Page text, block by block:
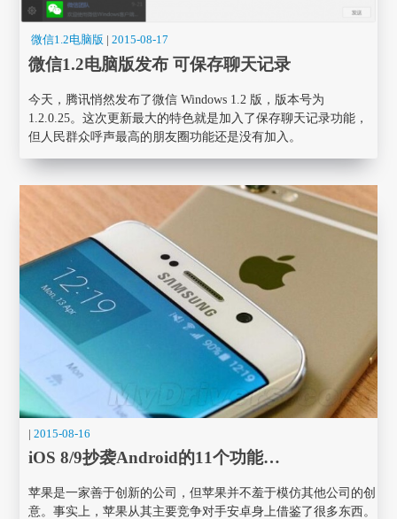
微信1.2电脑版 |2015-08-17
微信1.2电脑版发布 可保存聊天记录
今天，腾讯悄然发布了微信 Windows 1.2 版，版本号为
1.2.0.25。这次更新最大的特色就是加入了保存聊天记录功能，
但人民群众呼声最高的朋友圈功能还是没有加入。
|2015-08-16
iOS 8/9抄袭Android的11个功能…
苹果是一家善于创新的公司，但苹果并不羞于模仿其他公司的创
意。事实上，苹果从其主要竞争对手安卓身上借鉴了很多东西。